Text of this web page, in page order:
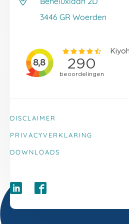
3446 GR Woerden
DISCLAIMER
PRIVACYVERKLARING
DOWNLOADS